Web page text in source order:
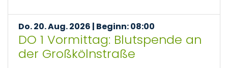
Do. 20. Aug. 2026 | Beginn: 08:00
DO 1 Vormittag: Blutspende an
der Großkölnstraße